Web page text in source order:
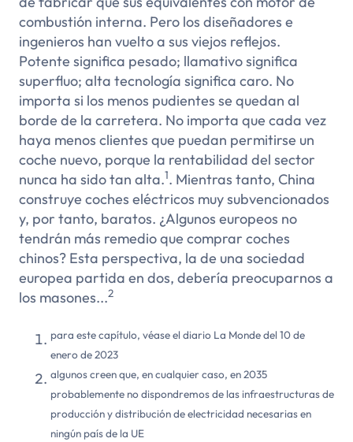
combustión interna. Pero los diseñadores e
ingenieros han vuelto a sus viejos reflejos.
Potente significa pesado; llamativo significa
superfluo; alta tecnología significa caro. No
importa si los menos pudientes se quedan al
borde de la carretera. No importa que cada vez
haya menos clientes que puedan permitirse un
coche nuevo, porque la rentabilidad del sector
nunca ha sido tan alta.1. Mientras tanto, China
construye coches eléctricos muy subvencionados
y, por tanto, baratos. ¿Algunos europeos no
tendrán más remedio que comprar coches
chinos? Esta perspectiva, la de una sociedad
europea partida en dos, debería preocuparnos a
los masones...2
para este capítulo, véase el diario La Monde del 10 de
enero de 2023
algunos creen que, en cualquier caso, en 2035
probablemente no dispondremos de las infraestructuras de
producción y distribución de electricidad necesarias en
ningún país de la UE